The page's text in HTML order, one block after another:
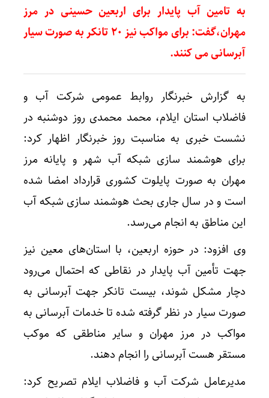
به تامین آب پایدار برای اربعین حسینی در مرز
مهران،گفت: برای مواکب نیز ۲۰ تانکر به صورت سیار
آبرسانی می کنند.
به گزارش خبرنگار روابط عمومی شرکت آب و
فاضلاب استان ایلام، محمد محمدی روز دوشنبه در
نشست خبری به مناسبت روز خبرنگار اظهار کرد:
برای هوشمند سازی شبکه آب شهر و پایانه مرز
مهران به صورت پایلوت کشوری قرارداد امضا شده
است و در سال جاری بحث هوشمند سازی شبکه آب
این مناطق به انجام می‌رسد.
وی افزود: در حوزه اربعین، با استان‌های معین نیز
جهت تأمین آب پایدار در نقاطی که احتمال می‌رود
دچار مشکل شوند، بیست تانکر جهت آبرسانی به
صورت سیار در نظر گرفته شده تا خدمات آبرسانی به
مواکب در مرز مهران و سایر مناطقی که موکب
مستقر هست آبرسانی را انجام دهند.
مدیرعامل شرکت آب و فاضلاب ایلام تصریح کرد: